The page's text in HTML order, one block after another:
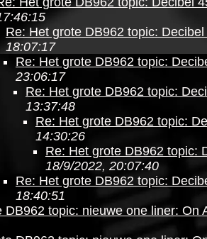
Re: Het grote DB962 topic:
18:07:17
Re: Het grote DB962 topic:
23:06:17
Re: Het grote DB962 topic:
13:37:48
Re: Het grote DB962 topic:
14:30:26
Re: Het grote DB962 topic:
18/9/2022, 20:07:40
Re: Het grote DB962 topic:
18:40:51
DB962 topic: nieuwe one liner: On